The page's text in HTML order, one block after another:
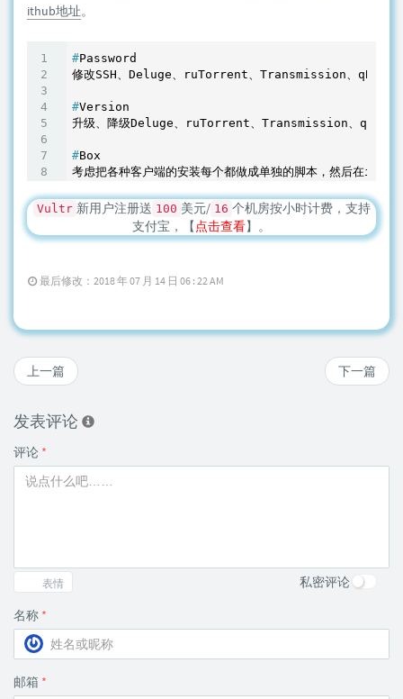
ithub地址。
#Password
#Version
#Box
Vultr 新用户注册送 100 美元/ 16 个机房按小时计费，支持
支付宝，【点击查看】。
最后修改：2018 年 07 月 14 日 06 : 22 AM
下一篇
上一篇
发表评论
评论 *
表情 私密评论
名称 *
邮箱 *